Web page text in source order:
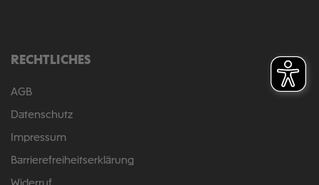
RECHTLICHES
AGB
Datenschutz
Impressum
Barrierefreiheitserklärung